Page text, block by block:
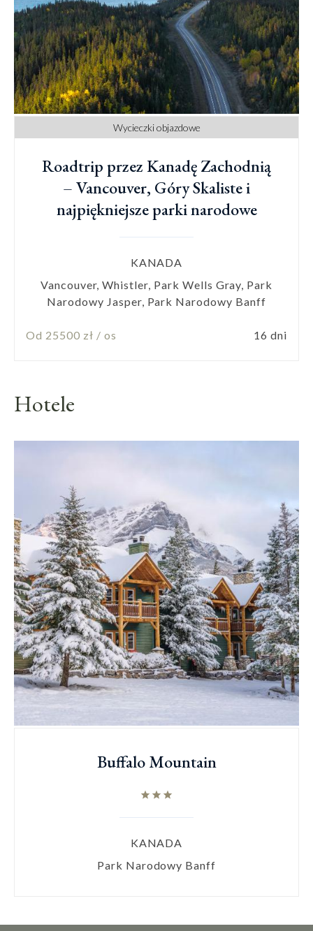
Wycieczki objazdowe
Roadtrip przez Kanadę Zachodnią
– Vancouver, Góry Skaliste i
najpiękniejsze parki narodowe
KANADA
Vancouver, Whistler, Park Wells Gray, Park
Narodowy Jasper, Park Narodowy Banff
Od 25500 zł / os 16 dni
Hotele
Buffalo Mountain
KANADA
Park Narodowy Banff